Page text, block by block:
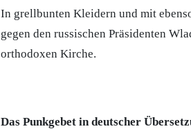
In grellbunten Kleidern und mit
gegen den russischen Präsidenten
orthodoxen Kirche.
Das Punkgebet in deutscher